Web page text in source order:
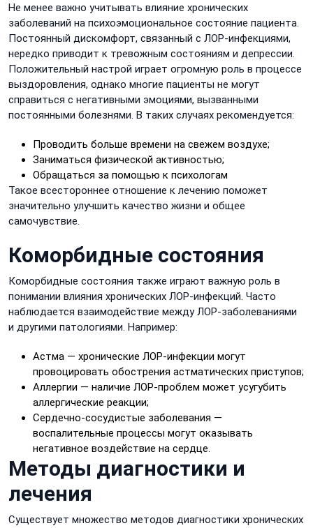
Не менее важно учитывать влияние хронических
заболеваний на психоэмоциональное состояние пациента.
Постоянный дискомфорт, связанный с ЛОР-инфекциями,
нередко приводит к тревожным состояниям и депрессии.
Положительный настрой играет огромную роль в процессе
выздоровления, однако многие пациенты не могут
справиться с негативными эмоциями, вызванными
постоянными болезнями. В таких случаях рекомендуется:
Проводить больше времени на свежем воздухе;
Заниматься физической активностью;
Обращаться за помощью к психологам
Такое всестороннее отношение к лечению поможет
значительно улучшить качество жизни и общее
самочувствие.
Коморбидные состояния
Коморбидные состояния также играют важную роль в
понимании влияния хронических ЛОР-инфекций. Часто
наблюдается взаимодействие между ЛОР-заболеваниями
и другими патологиями. Например:
Астма — хронические ЛОР-инфекции могут
провоцировать обострения астматических приступов;
Аллергии — наличие ЛОР-проблем может усугубить
аллергические реакции;
Сердечно-сосудистые заболевания —
воспалительные процессы могут оказывать
негативное воздействие на сердце.
Методы диагностики и
лечения
Существует множество методов диагностики хронических